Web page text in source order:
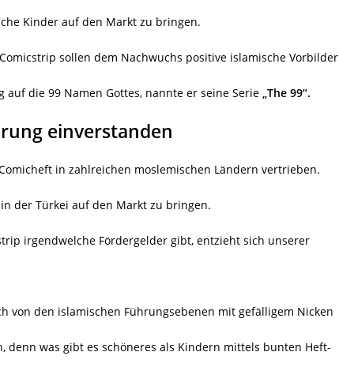
Kinder auf den Markt zu bringen.
sollen dem Nachwuchs positive islamische Vorbilder
die 99 Namen Gottes, nannte er seine Serie „The 99“.
einverstanden
in zahlreichen moslemischen Ländern vertrieben.
der Türkei auf den Markt zu bringen.
irgendwelche Fördergelder gibt, entzieht sich unserer
von den islamischen Führungsebenen mit gefälligem Nicken
denn was gibt es schöneres als Kindern mittels bunten Heft-